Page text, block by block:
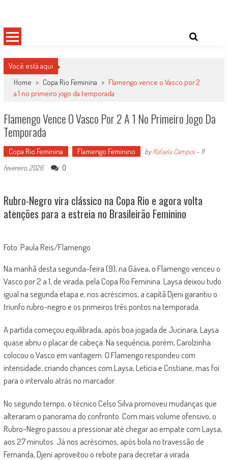
content
Você está aqui
Home > Copa Rio Feminina > Flamengo vence o Vasco por 2
a 1 no primeiro jogo da temporada
Flamengo Vence O Vasco Por 2 A 1 No Primeiro Jogo Da
Temporada
Copa Rio Feminina Flamengo Feminino byRafaela Campos- 11
fevereiro, 2026
0
Rubro-Negro vira clássico na Copa Rio e agora volta
atenções para a estreia no Brasileirão Feminino
Foto: Paula Reis/Flamengo
Na manhã desta segunda-feira (9), na Gávea, o Flamengo venceu o
Vasco por 2 a 1, de virada, pela Copa Rio Feminina. Laysa deixou tudo
igual na segunda etapa e, nos acréscimos, a capitã Djeni garantiu o
triunfo rubro-negro e os primeiros três pontos na temporada.
A partida começou equilibrada, após boa jogada de Jucinara, Laysa
quase abriu o placar de cabeça. Na sequência, porém, Carolzinha
colocou o Vasco em vantagem. O Flamengo respondeu com
intensidade, criando chances com Laysa, Letícia e Cristiane, mas foi
para o intervalo atrás no marcador.
No segundo tempo, o técnico Celso Silva promoveu mudanças que
alteraram o panorama do confronto. Com mais volume ofensivo, o
Rubro-Negro passou a pressionar até chegar ao empate com Laysa,
aos 27 minutos. Já nos acréscimos, após bola no travessão de
Fernanda, Djeni aproveitou o rebote para decretar a virada.